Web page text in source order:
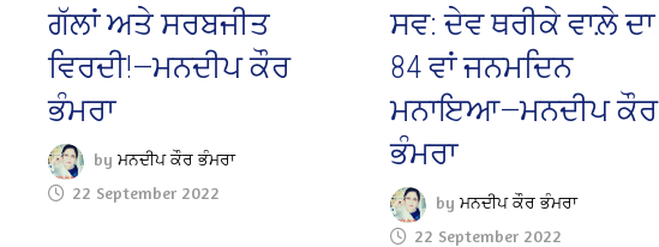
ਗੱਲਾਂ ਅਤੇ ਸਰਬਜੀਤ
ਵਿਰਦੀ!—ਮਨਦੀਪ ਕੌਰ
ਭੰਮਰਾ
byਮਨਦੀਪ ਕੌਰ ਭੰਮਰਾ
22 September 2022
ਸਵ: ਦੇਵ ਥਰੀਕੇ ਵਾਲ਼ੇ ਦਾ
84 ਵਾਂ ਜਨਮਦਿਨ
ਮਨਾਇਆ—ਮਨਦੀਪ ਕੌਰ
ਭੰਮਰਾ
by ਮਨਦੀਪ ਕੌਰ ਭੰਮਰਾ
22 September 2022